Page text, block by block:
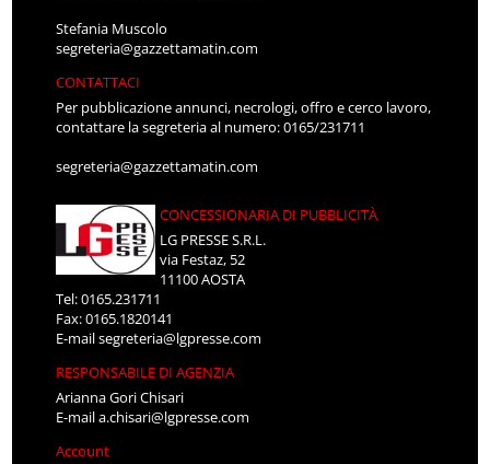
Stefania Muscolo
segreteria@gazzettamatin.com
CONTATTACI
Per pubblicazione annunci, necrologi, offro e cerco lavoro,
contattare la segreteria al numero: 0165/231711
segreteria@gazzettamatin.com
CONCESSIONARIA DI PUBBLICITÀ
LG PRESSE S.R.L.
via Festaz, 52
11100 AOSTA
Tel: 0165.231711
Fax: 0165.1820141
E-mailsegreteria@lgpresse.com
RESPONSABILE DI AGENZIA
Arianna Gori Chisari
E-maila.chisari@lgpresse.com
Account